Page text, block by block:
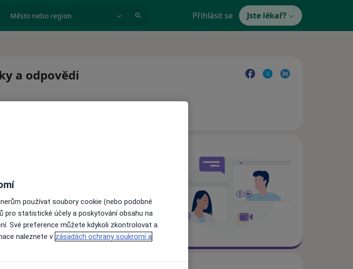
Město nebo region Přihlásit se Jste lékař?
a odpovědi
léčby. Pokud to potřebujete,
používat soubory cookie (nebo podobné
pro statistické účely a poskytování obsahu na
Své preference můžete kdykoli zkontrolovat a
naleznete v zásadách ochrany soukromí a